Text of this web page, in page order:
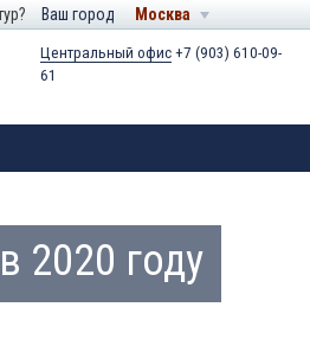
Ваш город Москва
Центральный офис+7 (903) 610-09-
61
2020 году